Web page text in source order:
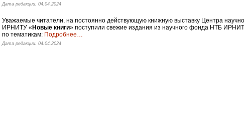
Дата редакции: 04.04.2024
Уважаемые читатели, на постоянно действующую книжную выставку Центра
ИРНИТУ « Новые книги» поступили свежие издания из научного фонда НТБ
по тематикам: Подробнее…
Дата редакции: 04.04.2024